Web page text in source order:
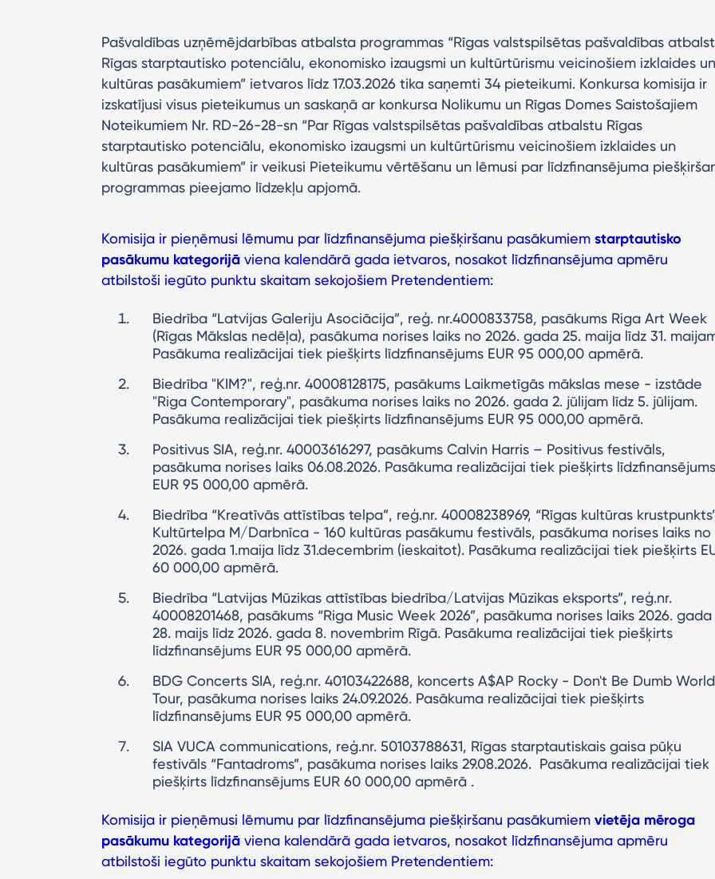
Pašvaldības uzņēmējdarbības atbalsta programmas “Rīgas valstspilsētas pašvaldības
Rīgas starptautisko potenciālu, ekonomisko izaugsmi un kultūrtūrismu veicinošiem izklaides un
kultūras pasākumiem” ietvaros līdz 17.03.2026 tika saņemti 34 pieteikumi. Konkursa komisija ir
izskatījusi visus pieteikumus un saskaņā ar konkursa Nolikumu un Rīgas Domes Saistošajiem
Noteikumiem Nr. RD-26-28-sn “Par Rīgas valstspilsētas pašvaldības atbalstu Rīgas
starptautisko potenciālu, ekonomisko izaugsmi un kultūrtūrismu veicinošiem izklaides un
kultūras pasākumiem” ir veikusi Pieteikumu vērtēšanu un lēmusi par līdzfinansējuma
programmas pieejamo līdzekļu apjomā.
Komisija ir pieņēmusi lēmumu par līdzfinansējuma piešķiršanu pasākumiem starptautisko
pasākumu kategorijā viena kalendārā gada ietvaros, nosakot līdzfinansējuma apmēru
atbilstoši iegūto punktu skaitam sekojošiem Pretendentiem:
Biedrība “Latvijas Galeriju Asociācija”, reģ. nr.4000833758, pasākums Riga Art Week
(Rīgas Mākslas nedēļa), pasākuma norises laiks no 2026. gada 25. maija līdz 31.
Pasākuma realizācijai tiek piešķirts līdzfinansējums EUR 95 000,00 apmērā.
Biedrība "KIM?", reģ.nr. 40008128175, pasākums Laikmetīgās mākslas mese - izstāde
"Riga Contemporary", pasākuma norises laiks no 2026. gada 2. jūlijam līdz 5. jūlijam.
Pasākuma realizācijai tiek piešķirts līdzfinansējums EUR 95 000,00 apmērā.
Positivus SIA, reģ.nr. 40003616297, pasākums Calvin Harris – Positivus festivāls,
pasākuma norises laiks 06.08.2026. Pasākuma realizācijai tiek piešķirts līdzfinansējums
EUR 95 000,00 apmērā.
Biedrība “Kreatīvās attīstības telpa”, reģ.nr. 40008238969, “Rīgas kultūras
Kultūrtelpa M/Darbnīca - 160 kultūras pasākumu festivāls, pasākuma norises laiks no
2026. gada 1.maija līdz 31.decembrim (ieskaitot). Pasākuma realizācijai tiek piešķirts
60 000,00 apmērā.
Biedrība “Latvijas Mūzikas attīstības biedrība/Latvijas Mūzikas eksports”, reģ.nr.
40008201468, pasākums “Riga Music Week 2026”, pasākuma norises laiks 2026. gada
28. maijs līdz 2026. gada 8. novembrim Rīgā. Pasākuma realizācijai tiek piešķirts
līdzfinansējums EUR 95 000,00 apmērā.
BDG Concerts SIA, reģ.nr. 40103422688, koncerts A$AP Rocky - Don't Be Dumb World
Tour, pasākuma norises laiks 24.09.2026. Pasākuma realizācijai tiek piešķirts
līdzfinansējums EUR 95 000,00 apmērā.
SIA VUCA communications, reģ.nr. 50103788631, Rīgas starptautiskais gaisa pūķu
festivāls “Fantadroms”, pasākuma norises laiks 29.08.2026. Pasākuma realizācijai tiek
piešķirts līdzfinansējums EUR 60 000,00 apmērā .
Komisija ir pieņēmusi lēmumu par līdzfinansējuma piešķiršanu pasākumiem vietēja mēroga
pasākumu kategorijā viena kalendārā gada ietvaros, nosakot līdzfinansējuma apmēru
atbilstoši iegūto punktu skaitam sekojošiem Pretendentiem: